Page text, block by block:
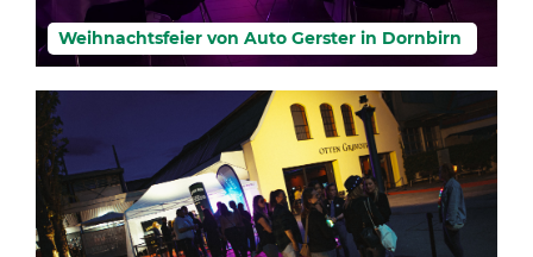
Weihnachtsfeier von Auto Gerster in Dornbirn